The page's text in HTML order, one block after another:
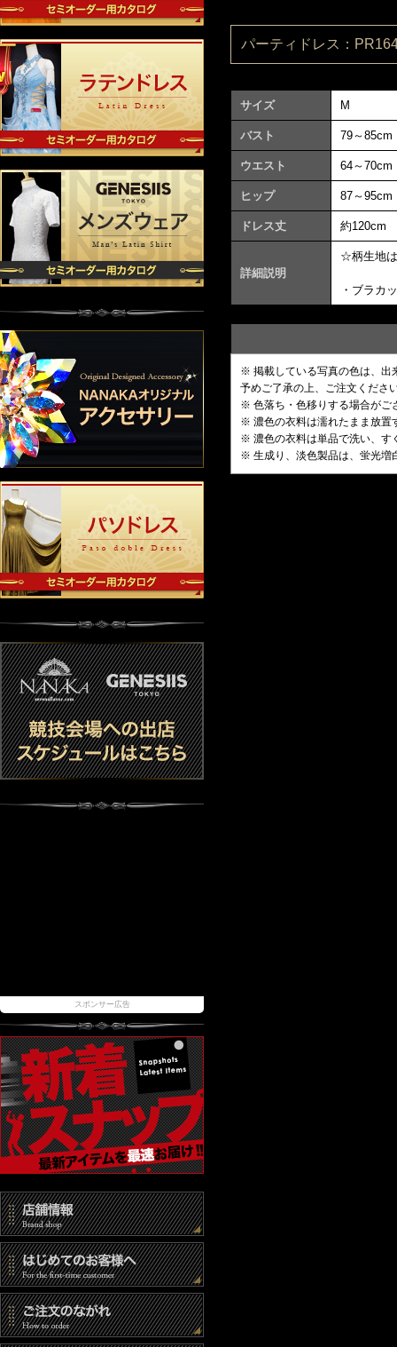
スポンサー広告
パーティドレス：
サイズ M
バスト 79～85cm
ウエスト 64～70cm
ヒップ 87～95cm
ドレス丈 約120cm
詳細説明
☆柄生地
・ブラカ
※ 掲載している写真の色は、出
予めご了承の上、ご注文くださ
※ 色落ち・色移りする場合がご
※ 濃色の衣料は濡れたまま放置
※ 濃色の衣料は単品で洗い、す
※ 生成り、淡色製品は、蛍光増